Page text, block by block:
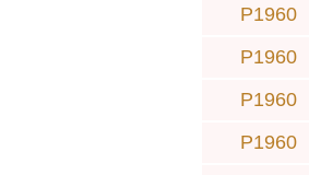
P1960
P1960
P1960
P1960